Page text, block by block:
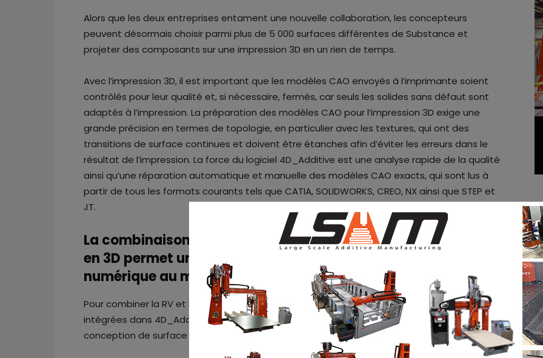
Alors que les deux entreprises entament une nouvelle collaboration, les concepteurs
peuvent désormais choisir parmi plus de 5 000 surfaces différentes de Substance et
projeter des composants sur une impression 3D en un rien de temps.
Avec l’impression 3D, il est important que les modèles CAO envoyés à l’imprimante soient
contrôlés pour leur qualité et, si nécessaire, fermés, car seuls les solides sans défaut sont
adaptés à l’impression. La préparation des modèles CAO pour l’impression 3D exige une
grande précision en termes de topologie, en particulier avec les textures, qui ont des
transitions de surface continues et doivent être étanches afin d’éviter les erreurs dans le
résultat de l’impression. La force du logiciel 4D_Additive est une analyse rapide de la qualité
ainsi qu’une réparation automatique et manuelle des modèles CAO exacts, qui sont lus à
partir de tous les formats courants tels que CATIA, SOLIDWORKS, CREO, NX ainsi que STEP et
JT.
La combinaison de la réalité virtuelle (RV) et de l’impression
en 3D permet un flux de travail plus précis du modèle
numérique au modèle physique
Pour combiner la RV et l’impression 3D, les fonctions du SDK Substance Engine ont été
intégrées dans 4D_Additive, ce qui permet désormais d’accéder facilement à une
conception de surface avancée de composants imprimés en 3D.